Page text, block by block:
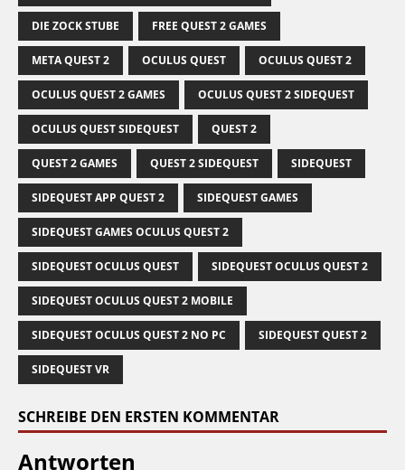
DIE ZOCK STUBE FREE QUEST 2 GAMES
META QUEST 2 OCULUS QUEST OCULUS QUEST 2
OCULUS QUEST 2 GAMES OCULUS QUEST 2 SIDEQUEST
OCULUS QUEST SIDEQUEST QUEST 2
QUEST 2 GAMES QUEST 2 SIDEQUEST SIDEQUEST
SIDEQUEST APP QUEST 2 SIDEQUEST GAMES
SIDEQUEST GAMES OCULUS QUEST 2
SIDEQUEST OCULUS QUEST SIDEQUEST OCULUS QUEST 2
SIDEQUEST OCULUS QUEST 2 MOBILE
SIDEQUEST OCULUS QUEST 2 NO PC SIDEQUEST QUEST 2
SIDEQUEST VR
SCHREIBE DEN ERSTEN KOMMENTAR
Antworten